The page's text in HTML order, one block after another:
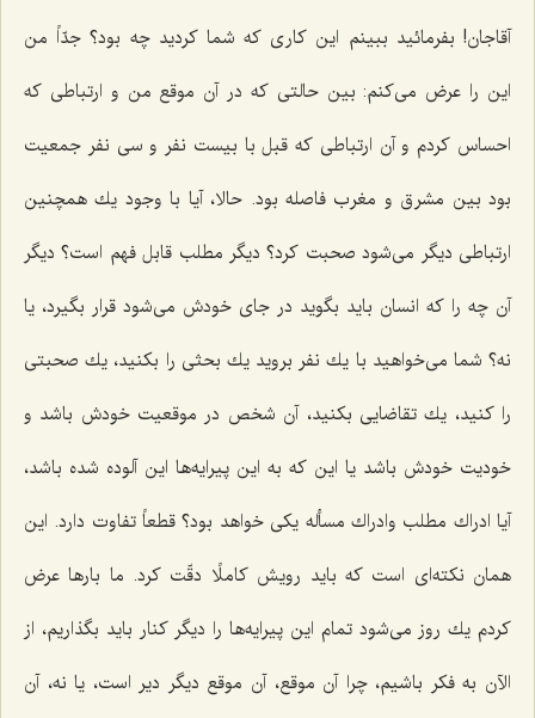
آقاجان! بفرمائید ببینم این كاری كه شما كردید چه بود؟ جدّاً من
این را عرض می‌كنم: بین حالتی كه در آن موقع من و ارتباطی كه
احساس كردم و آن ارتباطی كه قبل با بیست نفر و سی نفر جمعیت
بود بین مشرق و مغرب فاصله بود. حالا، آیا با وجود یك همچنین
ارتباطی دیگر می‌شود صحبت كرد؟ دیگر مطلب قابل فهم است؟ دیگر
آن چه را كه انسان باید بگوید در جای خودش می‌شود قرار بگیرد، یا
نه؟ شما می‌خواهید با یك نفر بروید یك بحثی را بكنید، یك صحبتی
را كنید، یك تقاضایی بكنید، آن شخص در موقعیت خودش باشد و
خودیت خودش باشد یا این كه به این پیرایه‌ها این آلوده شده باشد،
آیا ادراك مطلب وادراك مسأله یكی خواهد بود؟ قطعاً تفاوت دارد. این
همان نكته‌ای است كه باید رویش كاملًا دقّت كرد. ما بارها عرض
كردم یك روز می‌شود تمام این پیرایه‌ها را دیگر كنار باید بگذاریم، از
الآن به فكر باشیم، چرا آن موقع، آن موقع دیگر دیر است، یا نه، آن